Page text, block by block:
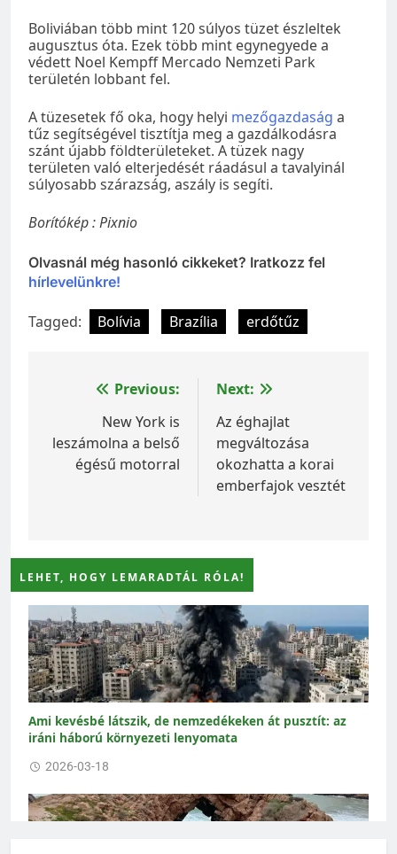
Boliviában több mint 120 súlyos tüzet észleltek
augusztus óta. Ezek több mint egynegyede a
védett Noel Kempff Mercado Nemzeti Park
területén lobbant fel.
A tüzesetek fő oka, hogy helyi mezőgazdaság a
tűz segítségével tisztítja meg a gazdálkodásra
szánt újabb földterületeket. A tüzek nagy
területen való elterjedését ráadásul a tavalyinál
súlyosabb szárazság, aszály is segíti.
Borítókép : Pixnio
Olvasnál még hasonló cikkeket? Iratkozz fel
hírlevelünkre!
Tagged: Bolívia Brazília erdőtűz
Bejegyzés
navigáció
Previous:
New York is
leszámolna a belső
égésű motorral
Next:
Az éghajlat
megváltozása
okozhatta a korai
emberfajok vesztét
LEHET, HOGY LEMARADTÁL RÓLA!
Ami kevésbé látszik, de nemzedékeken át pusztít: az
iráni háború környezeti lenyomata
2026-03-18